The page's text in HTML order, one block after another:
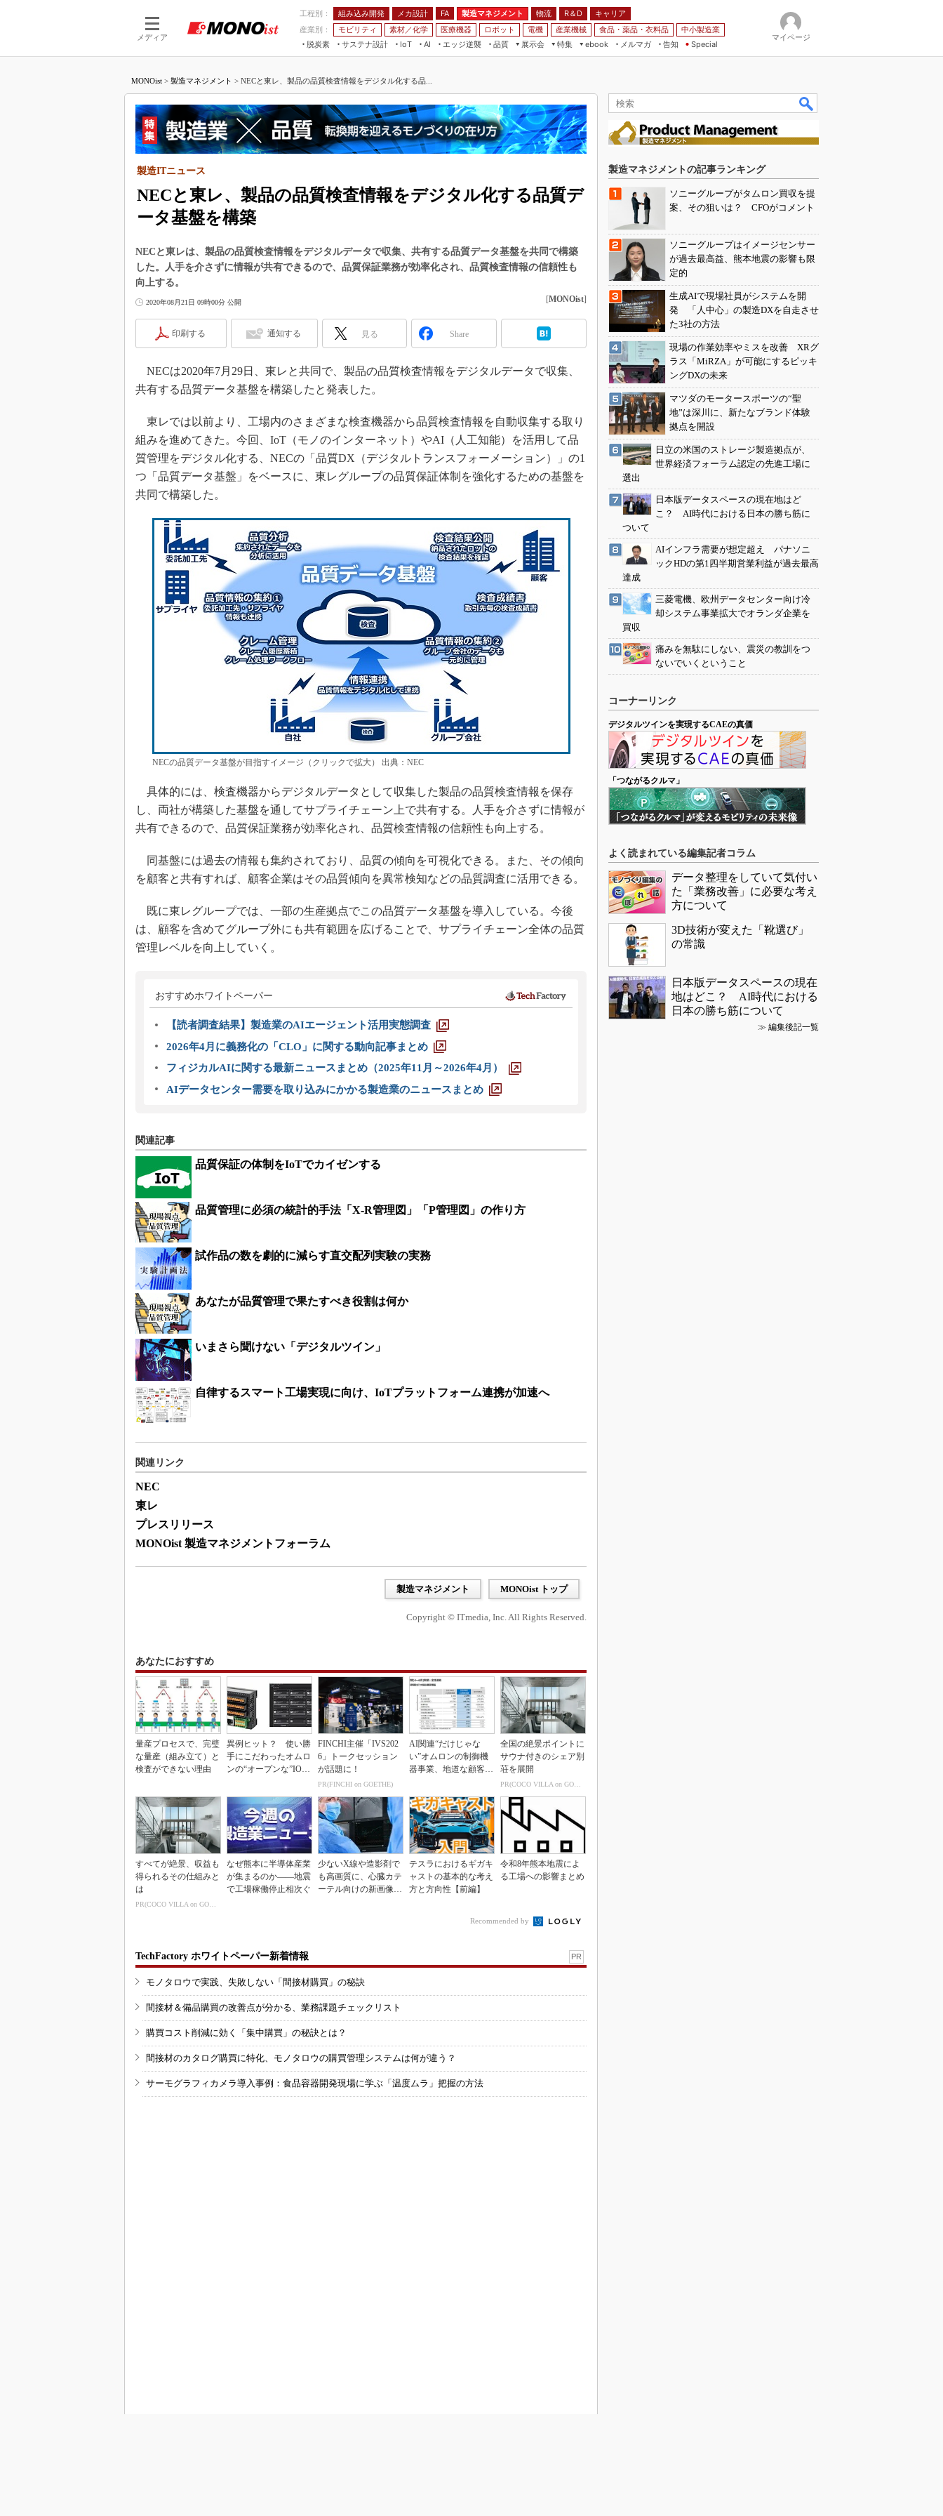
メディア
工程別： 組み込み開発 メカ設計 FA 製造マネジメント 物流 R＆D
キャリア
産業別：
モビリティ 素材／化学 医療機器 ロボット 電機 産業機械 食品・薬品・衣料品
中小製造業
脱炭素
サステナ設計
IoT
つながる工場
つながるサービス
AI
AI×設備保全
Physical AI
エッジ逆襲 品質
展示会
JIMTOF
組込み/エッジ コンピューティング
展＆IoT/5Gソリューション展
IIFES
国際ロボット展
TECHNO-FRONTIER
EdgeTech+
産業オープンネット展
特集
つながるクルマ
5G
VR／AR
フィールドサービス
組み込み画像技術
車載ソフト開発
3Dプリンタ
デジタルツインとCAE
製造業ビッグデータ
植物工場
グローバル設計・開発
制御セキュリティ
新型コロナへの対応
ebook
製造マネジメント
FA
モビリティ
メルマガ
告知 Special
マイページ
MONOist > 製造マネジメント > NECと東レ、製品の品質検査情報をデジタル化する品...
NECと東レ、製品の品質検査情報をデジタル化する品質デ
ータ基盤を構築
製造ITニュース
NECと東レは、製品の品質検査情報をデジタルデータで収集、共有する品質データ基盤を共同で構築
した。人手を介さずに情報が共有できるので、品質保証業務が効率化され、品質検査情報の信頼性も
向上する。
2020年08月21日 09時00分 公開 [MONOist]
印刷する 通知する 見る Share
NECは2020年7月29日、東レと共同で、製品の品質検査情報をデジタルデータで収集、
共有する品質データ基盤を構築したと発表した。
東レでは以前より、工場内のさまざまな検査機器から品質検査情報を自動収集する取り
組みを進めてきた。今回、IoT（モノのインターネット）やAI（人工知能）を活用して品
質管理をデジタル化する、NECの「品質DX（デジタルトランスフォーメーション）」の1
つ「品質データ基盤」をベースに、東レグループの品質保証体制を強化するための基盤を
共同で構築した。
NECの品質データ基盤が目指すイメージ（クリックで拡大） 出典：NEC
具体的には、検査機器からデジタルデータとして収集した製品の品質検査情報を保存
し、両社が構築した基盤を通してサプライチェーン上で共有する。人手を介さずに情報が
共有できるので、品質保証業務が効率化され、品質検査情報の信頼性も向上する。
同基盤には過去の情報も集約されており、品質の傾向を可視化できる。また、その傾向
を顧客と共有すれば、顧客企業はその品質傾向を異常検知などの品質調査に活用できる。
既に東レグループでは、一部の生産拠点でこの品質データ基盤を導入している。今後
は、顧客を含めてグループ外にも共有範囲を広げることで、サプライチェーン全体の品質
管理レベルを向上していく。
おすすめホワイトペーパー
【読者調査結果】製造業のAIエージェント活用実態調査
2026年4月に義務化の「CLO」に関する動向記事まとめ
フィジカルAIに関する最新ニュースまとめ（2025年11月～2026年4月）
AIデータセンター需要を取り込みにかかる製造業のニュースまとめ
関連記事
品質保証の体制をIoTでカイゼンする
品質管理に必須の統計的手法「X-R管理図」「P管理図」の作り方
試作品の数を劇的に減らす直交配列実験の実務
あなたが品質管理で果たすべき役割は何か
いまさら聞けない「デジタルツイン」
自律するスマート工場実現に向け、IoTプラットフォーム連携が加速へ
関連リンク
NEC
東レ
プレスリリース
MONOist 製造マネジメントフォーラム
製造マネジメント MONOist トップ
Copyright © ITmedia, Inc. All Rights Reserved.
あなたにおすすめ
量産プロセスで、完璧
な量産（組み立て）と
検査ができない理由
異例ヒット？ 使い勝
手にこだわったオムロ
ンの“オープンな”IO-L
FINCHI主催「IVS202
6」トークセッション
が話題に！
PR(FINCHI on GOETHE)
AI関連“だけじゃな
い”オムロンの制御機
器事業、地道な顧客基
全国の絶景ポイントに
サウナ付きのシェア別
荘を展開
PR(COCO VILLA on GOETHE)
すべてが絶景、収益も
得られるその仕組みと
は
PR(COCO VILLA on GOETHE)
なぜ熊本に半導体産業
が集まるのか――地震
で工場稼働停止相次ぐ
少ないX線や造影剤で
も高画質に、心臓カテ
ーテル向けの新画像技
テスラにおけるギガキ
ャストの基本的な考え
方と方向性【前編】
令和8年熊本地震によ
る工場への影響まとめ
Recommended by
TechFactory ホワイトペーパー新着情報 PR
モノタロウで実践、失敗しない「間接材購買」の秘訣
間接材＆備品購買の改善点が分かる、業務課題チェックリスト
購買コスト削減に効く「集中購買」の秘訣とは？
間接材のカタログ購買に特化、モノタロウの購買管理システムは何が違う？
サーモグラフィカメラ導入事例：食品容器開発現場に学ぶ「温度ムラ」把握の方法
製造マネジメントの記事ランキング
ソニーグループがタムロン買収を提
案、その狙いは？ CFOがコメント
ソニーグループはイメージセンサー
が過去最高益、熊本地震の影響も限
定的
生成AIで現場社員がシステムを開
発 「人中心」の製造DXを自走させ
た3社の方法
現場の作業効率やミスを改善 XRグ
ラス「MiRZA」が可能にするピッキ
ングDXの未来
マツダのモータースポーツの“聖
地”は深川に、新たなブランド体験
拠点を開設
日立の米国のストレージ製造拠点が、
世界経済フォーラム認定の先進工場に
選出
日本版データスペースの現在地はど
こ？ AI時代における日本の勝ち筋に
ついて
AIインフラ需要が想定超え パナソニ
ックHDの第1四半期営業利益が過去最高
達成
三菱電機、欧州データセンター向け冷
却システム事業拡大でオランダ企業を
買収
痛みを無駄にしない、震災の教訓をつ
ないでいくということ
コーナーリンク
デジタルツインを実現するCAEの真価
「つながるクルマ」
よく読まれている編集記者コラム
データ整理をしていて気付い
た「業務改善」に必要な考え
方について
3D技術が変えた「靴選び」
の常識
日本版データスペースの現在
地はどこ？ AI時代における
日本の勝ち筋について
≫ 編集後記一覧